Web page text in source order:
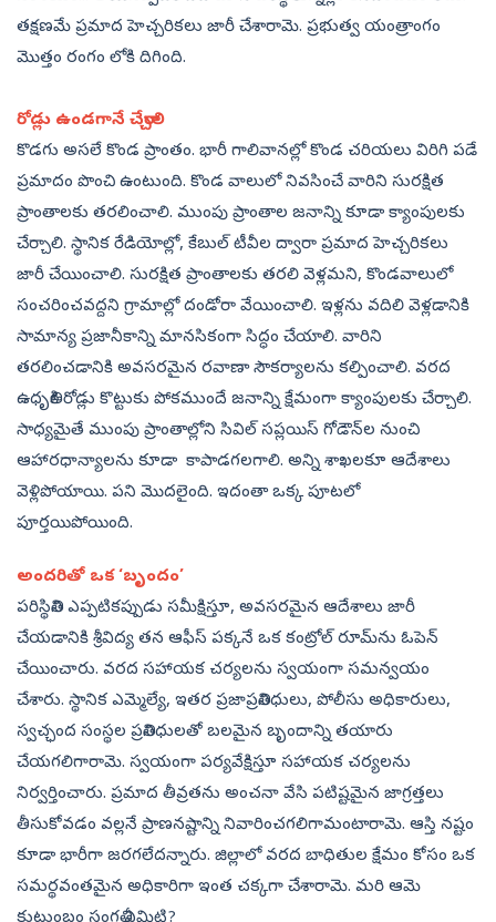
తక్షణమే ప్రమాద హెచ్చరికలు జారీ చేశారామె. ప్రభుత్వ యంత్రాంగం
మొత్తం రంగం లోకి దిగింది.
రోడ్లు ఉండగానే చేర్చాలి
కొడగు అసలే కొండ ప్రాంతం. భారీ గాలివానల్లో కొండ చరియలు విరిగి పడే
ప్రమాదం పొంచి ఉంటుంది. కొండ వాలులో నివసించే వారిని సురక్షిత
ప్రాంతాలకు తరలించాలి. ముంపు ప్రాంతాల జనాన్ని కూడా క్యాంపులకు
చేర్చాలి. స్థానిక రేడియోల్లో, కేబుల్‌ టీవీల ద్వారా ప్రమాద హెచ్చరికలు
జారీ చేయించాలి. సురక్షిత ప్రాంతాలకు తరలి వెళ్లమని, కొండవాలులో
సంచరించవద్దని గ్రామాల్లో దండోరా వేయించాలి. ఇళ్లను వదిలి వెళ్లడానికి
సామాన్య ప్రజానీకాన్ని మానసికంగా సిద్ధం చేయాలి. వారిని
తరలించడానికి అవసరమైన రవాణా సౌకర్యాలను కల్పించాలి. వరద
ఉధృతికి రోడ్లు కొట్టుకు పోకముందే జనాన్ని క్షేమంగా క్యాంపులకు చేర్చాలి.
సాధ్యమైతే ముంపు ప్రాంతాల్లోని సివిల్‌ సప్లయిస్‌ గోడౌన్‌ల నుంచి
ఆహారధాన్యాలను కూడా కాపాడగలగాలి. అన్ని శాఖలకూ ఆదేశాలు
వెళ్లిపోయాయి. పని మొదలైంది. ఇదంతా ఒక్క పూటలో
పూర్తయిపోయింది.
అందరితో ఒక ‘బృందం’
పరిస్థితిని ఎప్పటికప్పుడు సమీక్షిస్తూ, అవసరమైన ఆదేశాలు జారీ
చేయడానికి శ్రీవిద్య తన ఆఫీస్‌ పక్కనే ఒక కంట్రోల్‌ రూమ్‌ను ఓపెన్‌
చేయించారు. వరద సహాయక చర్యలను స్వయంగా సమన్వయం
చేశారు. స్థానిక ఎమ్మెల్యే, ఇతర ప్రజాప్రతినిధులు, పోలీసు అధికారులు,
స్వచ్ఛంద సంస్థల ప్రతినిధులతో బలమైన బృందాన్ని తయారు
చేయగలిగారామె. స్వయంగా పర్యవేక్షిస్తూ సహాయక చర్యలను
నిర్వర్తించారు. ప్రమాద తీవ్రతను అంచనా వేసి పటిష్టమైన జాగ్రత్తలు
తీసుకోవడం వల్లనే ప్రాణనష్టాన్ని నివారించగలిగామంటారామె. ఆస్తి నష్టం
కూడా భారీగా జరగలేదన్నారు. జిల్లాలో వరద బాధితుల క్షేమం కోసం ఒక
సమర్థవంతమైన అధికారిగా ఇంత చక్కగా చేశారామె. మరి ఆమె